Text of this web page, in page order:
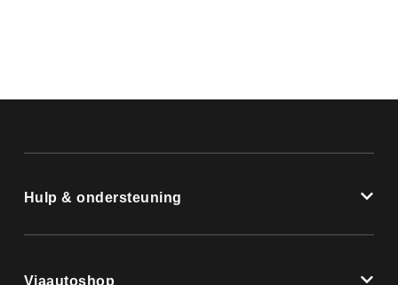
Hulp & ondersteuning
Viaautoshop